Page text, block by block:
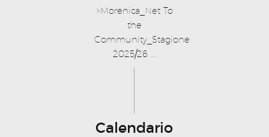
>Morenica_Net To
the
Community_Stagione
2025/26 ...
Calendario